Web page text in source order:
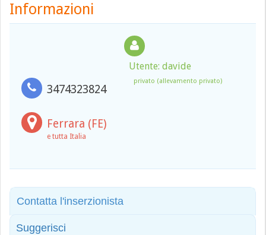
Informazioni
3474323824
Utente: davide
privato (allevamento privato)
Ferrara (FE)
e tutta Italia
Contatta l'inserzionista
Suggerisci